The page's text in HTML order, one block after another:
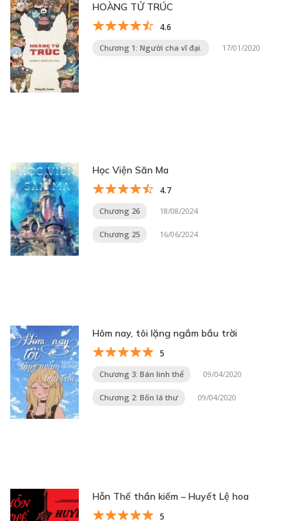
HOÀNG TỬ TRÚC
4.6
Chương 1: Người cha vĩ đại. 17/01/2020
Học Viện Săn Ma
4.7
Chương 26 18/08/2024
Chương 25 16/06/2024
Hôm nay, tôi lặng ngắm bầu trời
5
Chương 3: Bán linh thể 09/04/2020
Chương 2: Bốn lá thư 09/04/2020
Hỗn Thế thần kiếm – Huyết Lệ hoa
5